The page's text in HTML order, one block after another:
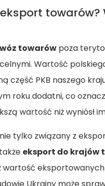
towarów poza
Wartość
część PKB naszego
roku dodatni, co
wartość niż wyniósł
tylko związany z
eksport do krajów
wartość